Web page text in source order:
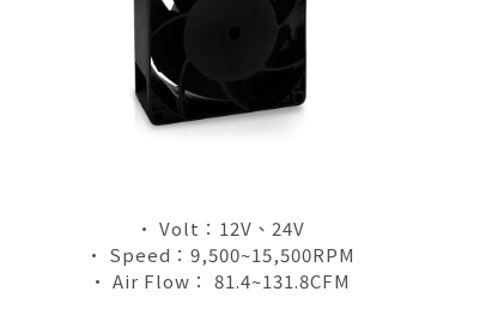
• Volt：12V、24V
• Speed：9,500~15,500RPM
• Air Flow： 81.4~131.8CFM